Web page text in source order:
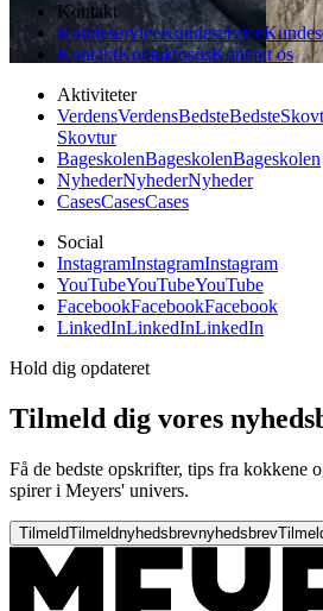
Kontakt
KundeserviceKundeservice
KontaktKontaktososKontakt os
Aktiviteter
VerdensVerdensBedsteBedste
Skovtur
BageskolenBageskolenBageskolen
NyhederNyhederNyheder
CasesCasesCases
Social
InstagramInstagramInstagram
YouTubeYouTubeYouTube
FacebookFacebookFacebook
LinkedInLinkedInLinkedIn
Hold dig opdateret
Tilmeld dig vores
Få de bedste opskrifter, tips fra kokkene
spirer i Meyers' univers.
TilmeldTilmeldnyhedsbrevnyhedsbrev